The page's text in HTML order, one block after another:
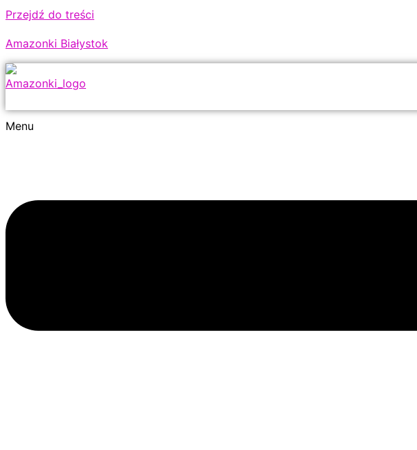
Przejdź do treści
Amazonki Białystok
Menu